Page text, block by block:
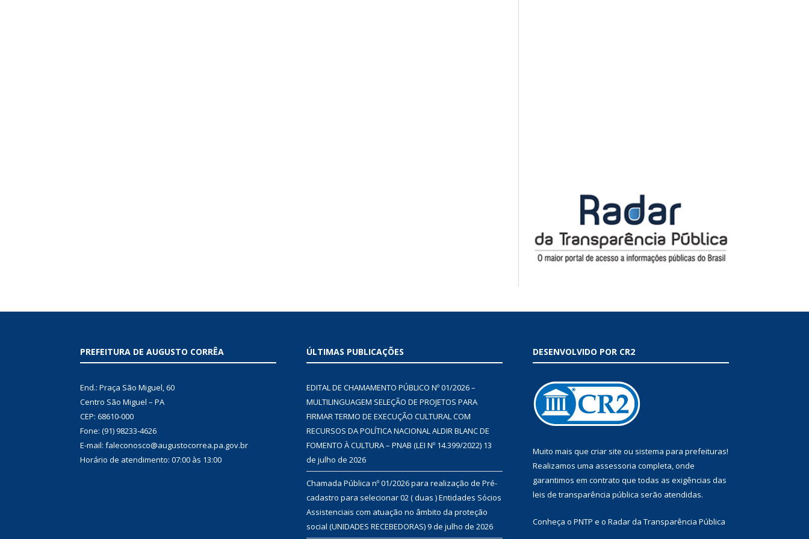
PREFEITURA DE AUGUSTO CORRÊA
End.: Praça São Miguel, 60
Centro São Miguel – PA
CEP: 68610-000
Fone: (91) 98233-4626
E-mail: faleconosco@augustocorrea.pa.gov.br
Horário de atendimento: 07:00 às 13:00
ÚLTIMAS PUBLICAÇÕES
EDITAL DE CHAMAMENTO PÚBLICO Nº 01/2026 –
MULTILINGUAGEM SELEÇÃO DE PROJETOS PARA
FIRMAR TERMO DE EXECUÇÃO CULTURAL COM
RECURSOS DA POLÍTICA NACIONAL ALDIR BLANC DE
FOMENTO À CULTURA – PNAB (LEI Nº 14.399/2022) 13
de julho de 2026
Chamada Pública nº 01/2026 para realização de Pré-
cadastro para selecionar 02 ( duas ) Entidades Sócios
Assistenciais com atuação no âmbito da proteção
social (UNIDADES RECEBEDORAS)9 de julho de 2026
DESENVOLVIDO POR CR2
Muito mais que criar site ou sistema para prefeituras!
Realizamos uma assessoria completa, onde
garantimos em contrato que todas as exigências das
leis de transparência pública serão atendidas.
Conheça o PNTP e o Radar da Transparência Pública